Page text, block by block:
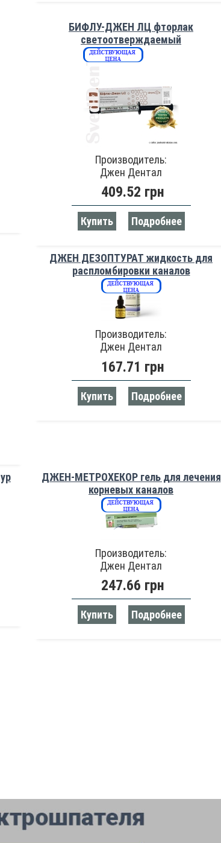
БИФЛУ-ДЖЕН ЛЦ фторлак
светоотверждаемый
Производитель:
Джен Дентал
409.52 грн
Купить Подробнее
ДЖЕН ДЕЗОПТУРАТ жидкость для
распломбировки каналов
Производитель:
Джен Дентал
167.71 грн
Купить Подробнее
ДЖЕН-МЕТРОХЕКОР гель для лечения
корневых каналов
Производитель:
Джен Дентал
247.66 грн
Купить Подробнее